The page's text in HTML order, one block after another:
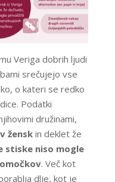
Veriga dobrih ljudi
srečujejo vse
o kateri se redko
Podatki
družinami,
ženskin deklet že
stiske niso mogle
. Več kot
dlje, kot je